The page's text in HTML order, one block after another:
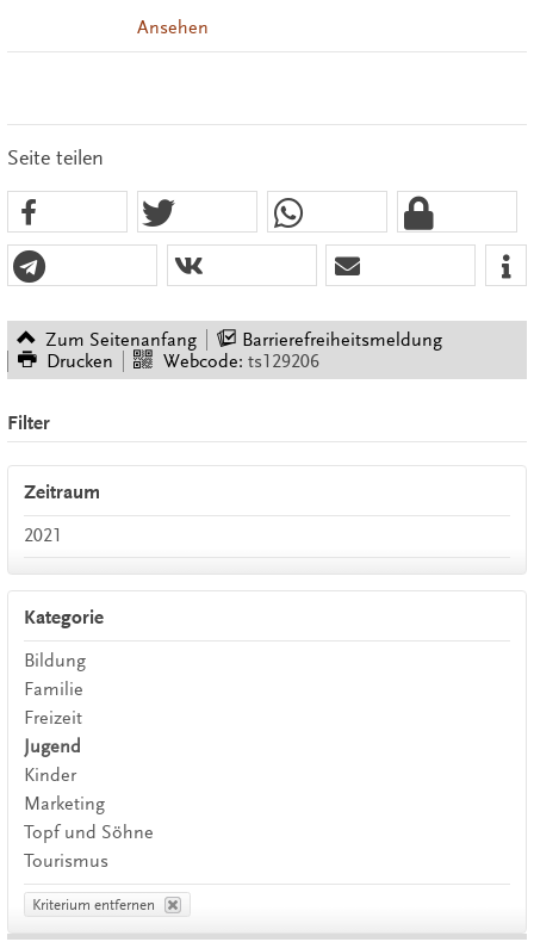
Ansehen
Seite teilen
Zum Seitenanfang
Barrierefreiheitsmeldung
Drucken
Webcode: ts129206
Filter
Zeitraum
2021
Kategorie
Bildung
Familie
Freizeit
Jugend
Kinder
Marketing
Topf und Söhne
Tourismus
Kriterium entfernen